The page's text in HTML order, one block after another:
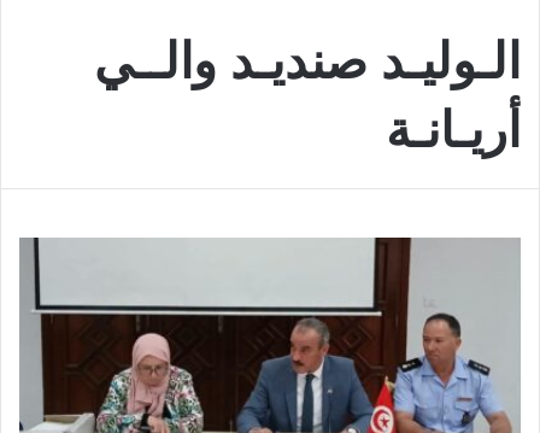
الـوليـد صنديـد والــي
أريـانـة